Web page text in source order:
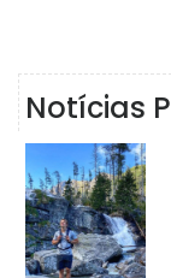
Notícias